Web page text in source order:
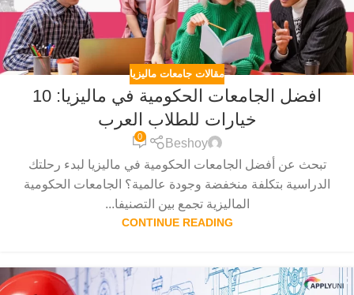
مقالات جامعات ماليزيا
افضل الجامعات الحكومية في ماليزيا: 10
خيارات للطلاب العرب
Beshoy
0
تبحث عن أفضل الجامعات الحكومية في ماليزيا لبدء رحلتك
الدراسية بتكلفة منخفضة وجودة عالمية؟ الجامعات الحكومية
الماليزية تجمع بين التصنيفا...
CONTINUE READING